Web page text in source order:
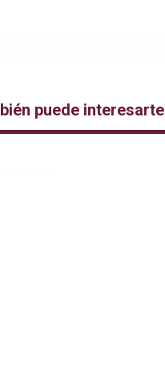
puede interesarte